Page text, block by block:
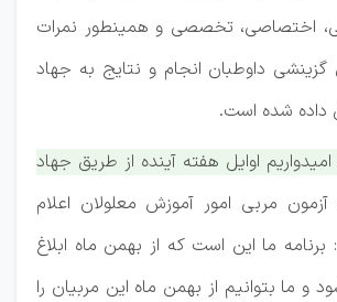
اختصاصی، تخصصی و همینطور نمرات
گزینشی داوطبان انجام و نتایج به جهاد
داده شده است.
اوایل هفته آینده از طریق جهاد
مربی امور آموزش معلولان اعلام
ما این است که از بهمن ماه ابلاغ
و ما بتوانیم از بهمن ماه این مربیان را